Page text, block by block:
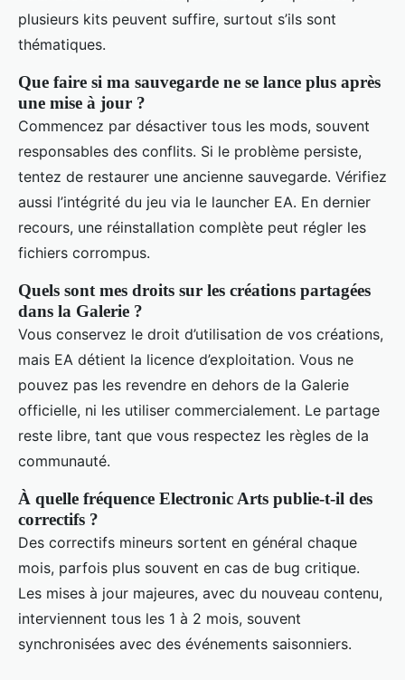
plusieurs kits peuvent suffire, surtout s’ils sont
thématiques.
Que faire si ma sauvegarde ne se lance plus après
une mise à jour ?
Commencez par désactiver tous les mods, souvent
responsables des conflits. Si le problème persiste,
tentez de restaurer une ancienne sauvegarde. Vérifiez
aussi l’intégrité du jeu via le launcher EA. En dernier
recours, une réinstallation complète peut régler les
fichiers corrompus.
Quels sont mes droits sur les créations partagées
dans la Galerie ?
Vous conservez le droit d’utilisation de vos créations,
mais EA détient la licence d’exploitation. Vous ne
pouvez pas les revendre en dehors de la Galerie
officielle, ni les utiliser commercialement. Le partage
reste libre, tant que vous respectez les règles de la
communauté.
À quelle fréquence Electronic Arts publie-t-il des
correctifs ?
Des correctifs mineurs sortent en général chaque
mois, parfois plus souvent en cas de bug critique.
Les mises à jour majeures, avec du nouveau contenu,
interviennent tous les 1 à 2 mois, souvent
synchronisées avec des événements saisonniers.